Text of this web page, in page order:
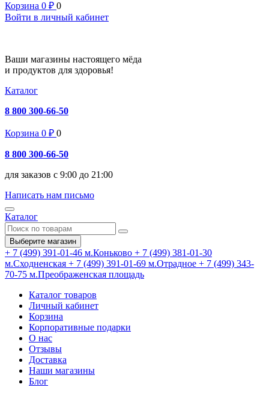
Корзина 0 ₽ 0
Войти в личный кабинет
Ваши магазины настоящего мёда
и продуктов для здоровья!
Каталог
8 800 300-66-50
Корзина 0 ₽ 0
8 800 300-66-50
для заказов с 9:00 до 21:00
Написать нам письмо
Каталог
Выберите магазин
+ 7 (499) 391-01-46 м.Коньково + 7 (499) 381-01-30
м.Сходненская + 7 (499) 391-01-69 м.Отрадное + 7 (499) 343-
70-75 м.Преображенская площадь
Каталог товаров
Личный кабинет
Корзина
Корпоративные подарки
О нас
Отзывы
Доставка
Наши магазины
Блог